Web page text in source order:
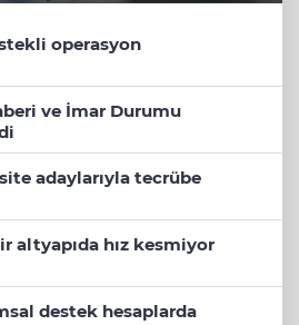
operasyon
ve İmar Durumu
adaylarıyla tecrübe
altyapıda hız kesmiyor
destek hesaplarda